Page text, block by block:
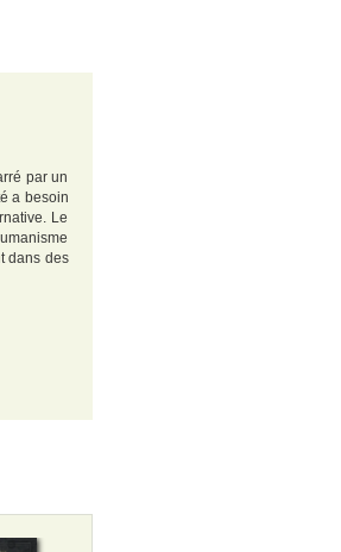
par un
a besoin
Le
dans des